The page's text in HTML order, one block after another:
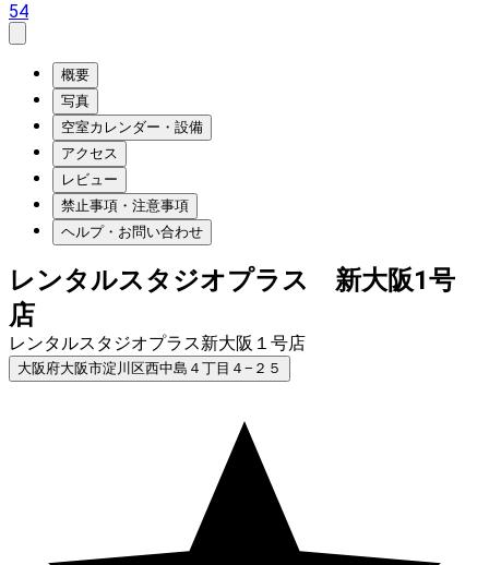
54
概要
写真
空室カレンダー・設備
アクセス
レビュー
禁止事項・注意事項
ヘルプ・お問い合わせ
レンタルスタジオプラス 新大阪1号
店
レンタルスタジオプラス新大阪１号店
大阪府大阪市淀川区西中島４丁目４−２５